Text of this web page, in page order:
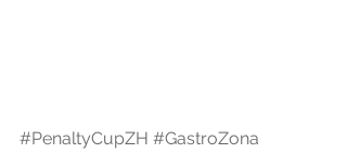
#PenaltyCupZH #GastroZona